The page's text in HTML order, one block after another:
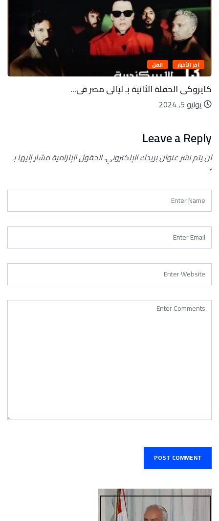
فى... ليه الأرض لها قمر واحد وكواكب
Leave a Reply
لن يتم نشر عنوان بريدك الإلكتروني.الحقول الإلزامية مشار إليها بـ
*